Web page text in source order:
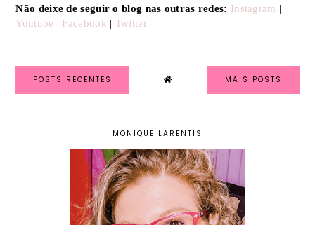
Não deixe de seguir o blog nas outras redes: Instagram |
Youtube | Facebook | Twitter
POSTS RECENTES MAIS POSTS
MONIQUE LARENTIS